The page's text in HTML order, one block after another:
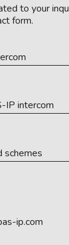
to your
form.
IP intercom
schemes
ip.com